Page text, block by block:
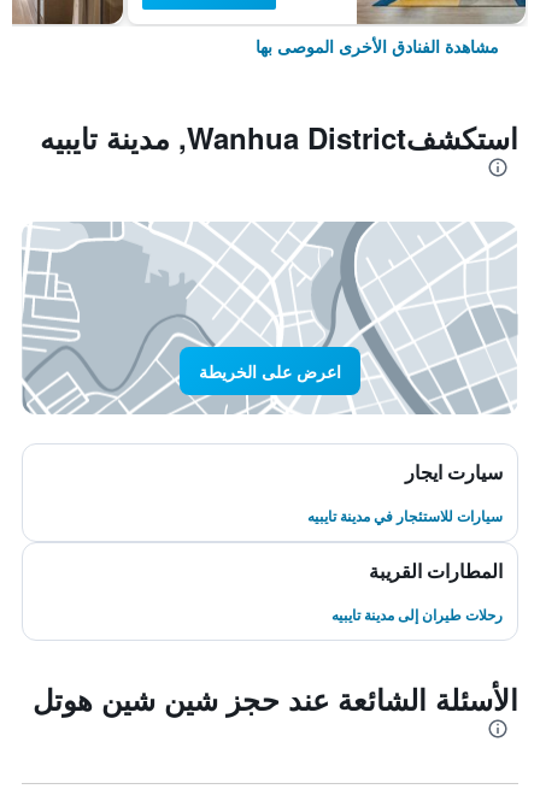
مشاهدة الفنادق الأخرى الموصى بها
استكشفWanhua District, مدينة تايبيه
اعرض على الخريطة
سيارت ايجار
سيارات للاستئجار في مدينة تايبيه
المطارات القريبة
رحلات طيران إلى مدينة تايبيه
الأسئلة الشائعة عند حجز شين شين هوتل